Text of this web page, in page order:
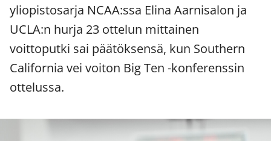
yliopistosarja NCAA:ssa Elina Aarnisalon ja
UCLA:n hurja 23 ottelun mittainen
voittoputki sai päätöksensä, kun Southern
California vei voiton Big Ten -konferenssin
ottelussa.